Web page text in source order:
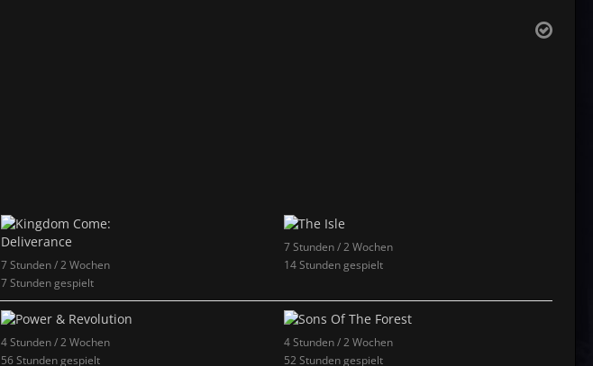
7 Stunden / 2 Wochen
7 Stunden gespielt
7 Stunden / 2 Wochen
14 Stunden gespielt
4 Stunden / 2 Wochen
56 Stunden gespielt
4 Stunden / 2 Wochen
52 Stunden gespielt